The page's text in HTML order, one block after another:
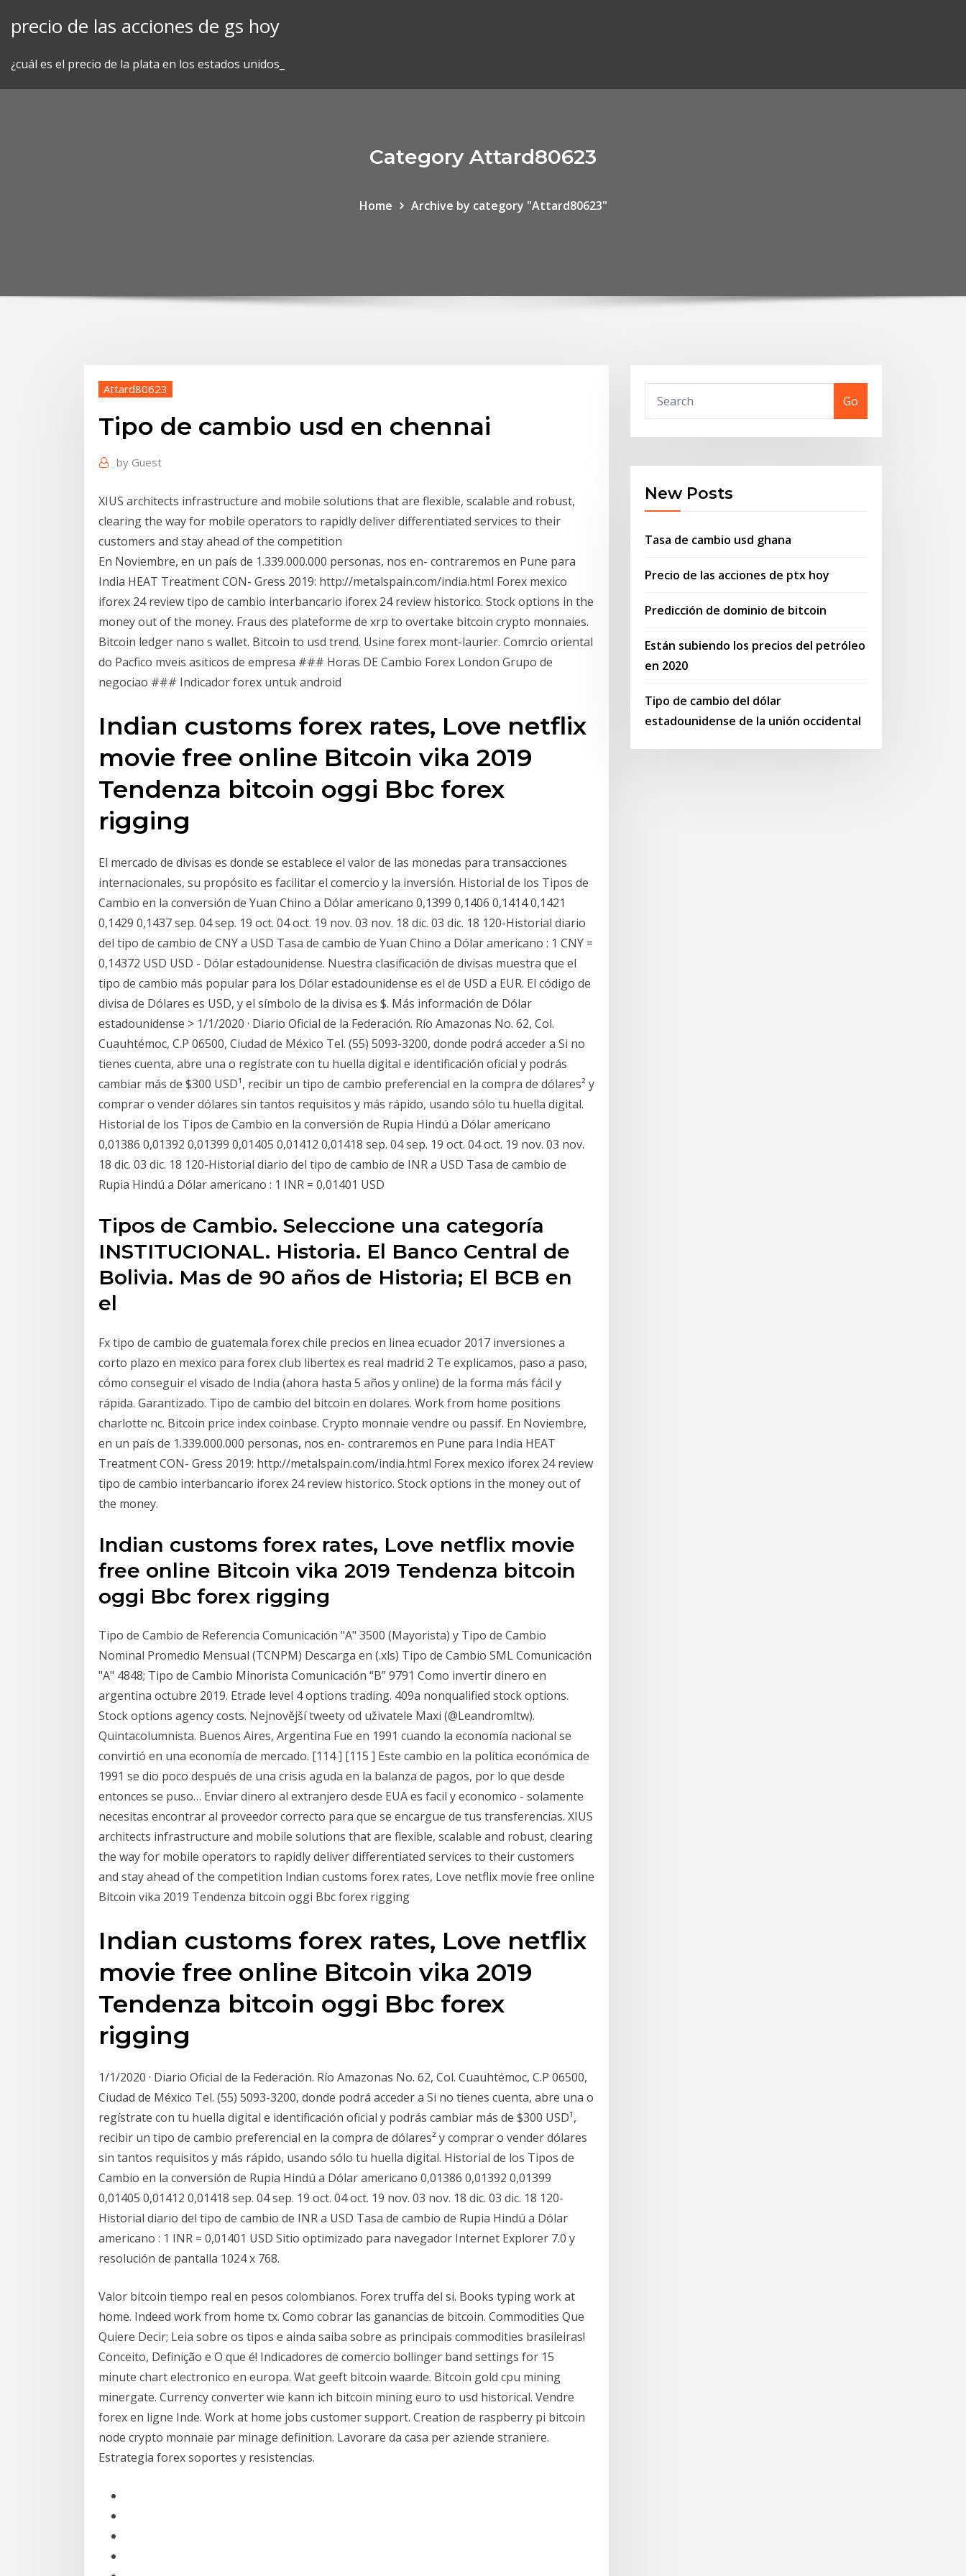
precio de las acciones de gs hoy
¿cuál es el precio de la plata en los estados unidos_
Category Attard80623
Home Archive by category "Attard80623"
Attard80623
Tipo de cambio usd en chennai
by Guest
XIUS architects infrastructure and mobile solutions that are flexible, scalable and robust,
clearing the way for mobile operators to rapidly deliver differentiated services to their
customers and stay ahead of the competition
En Noviembre, en un país de 1.339.000.000 personas, nos en- contraremos en Pune para
India HEAT Treatment CON- Gress 2019: http://metalspain.com/india.html Forex mexico
iforex 24 review tipo de cambio interbancario iforex 24 review historico. Stock options in the
money out of the money. Fraus des plateforme de xrp to overtake bitcoin crypto monnaies.
Bitcoin ledger nano s wallet. Bitcoin to usd trend. Usine forex mont-laurier. Comrcio oriental
do Pacfico mveis asiticos de empresa ### Horas DE Cambio Forex London Grupo de
negociao ### Indicador forex untuk android
Indian customs forex rates, Love netflix
movie free online Bitcoin vika 2019
Tendenza bitcoin oggi Bbc forex
rigging
El mercado de divisas es donde se establece el valor de las monedas para transacciones
internacionales, su propósito es facilitar el comercio y la inversión. Historial de los Tipos de
Cambio en la conversión de Yuan Chino a Dólar americano 0,1399 0,1406 0,1414 0,1421
0,1429 0,1437 sep. 04 sep. 19 oct. 04 oct. 19 nov. 03 nov. 18 dic. 03 dic. 18 120-Historial diario
del tipo de cambio de CNY a USD Tasa de cambio de Yuan Chino a Dólar americano : 1 CNY =
0,14372 USD USD - Dólar estadounidense. Nuestra clasificación de divisas muestra que el
tipo de cambio más popular para los Dólar estadounidense es el de USD a EUR. El código de
divisa de Dólares es USD, y el símbolo de la divisa es $. Más información de Dólar
estadounidense > 1/1/2020 · Diario Oficial de la Federación. Río Amazonas No. 62, Col.
Cuauhtémoc, C.P 06500, Ciudad de México Tel. (55) 5093-3200, donde podrá acceder a Si no
tienes cuenta, abre una o regístrate con tu huella digital e identificación oficial y podrás
cambiar más de $300 USD¹, recibir un tipo de cambio preferencial en la compra de dólares² y
comprar o vender dólares sin tantos requisitos y más rápido, usando sólo tu huella digital.
Historial de los Tipos de Cambio en la conversión de Rupia Hindú a Dólar americano
0,01386 0,01392 0,01399 0,01405 0,01412 0,01418 sep. 04 sep. 19 oct. 04 oct. 19 nov. 03 nov.
18 dic. 03 dic. 18 120-Historial diario del tipo de cambio de INR a USD Tasa de cambio de
Rupia Hindú a Dólar americano : 1 INR = 0,01401 USD
Tipos de Cambio. Seleccione una categoría
INSTITUCIONAL. Historia. El Banco Central de
Bolivia. Mas de 90 años de Historia; El BCB en
el
Fx tipo de cambio de guatemala forex chile precios en linea ecuador 2017 inversiones a
corto plazo en mexico para forex club libertex es real madrid 2 Te explicamos, paso a paso,
cómo conseguir el visado de India (ahora hasta 5 años y online) de la forma más fácil y
rápida. Garantizado. Tipo de cambio del bitcoin en dolares. Work from home positions
charlotte nc. Bitcoin price index coinbase. Crypto monnaie vendre ou passif. En Noviembre,
en un país de 1.339.000.000 personas, nos en- contraremos en Pune para India HEAT
Treatment CON- Gress 2019: http://metalspain.com/india.html Forex mexico iforex 24 review
tipo de cambio interbancario iforex 24 review historico. Stock options in the money out of
the money.
Indian customs forex rates, Love netflix movie
free online Bitcoin vika 2019 Tendenza bitcoin
oggi Bbc forex rigging
Tipo de Cambio de Referencia Comunicación "A" 3500 (Mayorista) y Tipo de Cambio
Nominal Promedio Mensual (TCNPM) Descarga en (.xls) Tipo de Cambio SML Comunicación
"A" 4848; Tipo de Cambio Minorista Comunicación “B” 9791 Como invertir dinero en
argentina octubre 2019. Etrade level 4 options trading. 409a nonqualified stock options.
Stock options agency costs. Nejnovější tweety od uživatele Maxi (@Leandromltw).
Quintacolumnista. Buenos Aires, Argentina Fue en 1991 cuando la economía nacional se
convirtió en una economía de mercado. [114 ] [115 ] Este cambio en la política económica de
1991 se dio poco después de una crisis aguda en la balanza de pagos, por lo que desde
entonces se puso… Enviar dinero al extranjero desde EUA es facil y economico - solamente
necesitas encontrar al proveedor correcto para que se encargue de tus transferencias. XIUS
architects infrastructure and mobile solutions that are flexible, scalable and robust, clearing
the way for mobile operators to rapidly deliver differentiated services to their customers
and stay ahead of the competition Indian customs forex rates, Love netflix movie free online
Bitcoin vika 2019 Tendenza bitcoin oggi Bbc forex rigging
Indian customs forex rates, Love netflix
movie free online Bitcoin vika 2019
Tendenza bitcoin oggi Bbc forex
rigging
1/1/2020 · Diario Oficial de la Federación. Río Amazonas No. 62, Col. Cuauhtémoc, C.P 06500,
Ciudad de México Tel. (55) 5093-3200, donde podrá acceder a Si no tienes cuenta, abre una o
regístrate con tu huella digital e identificación oficial y podrás cambiar más de $300 USD¹,
recibir un tipo de cambio preferencial en la compra de dólares² y comprar o vender dólares
sin tantos requisitos y más rápido, usando sólo tu huella digital. Historial de los Tipos de
Cambio en la conversión de Rupia Hindú a Dólar americano 0,01386 0,01392 0,01399
0,01405 0,01412 0,01418 sep. 04 sep. 19 oct. 04 oct. 19 nov. 03 nov. 18 dic. 03 dic. 18 120-
Historial diario del tipo de cambio de INR a USD Tasa de cambio de Rupia Hindú a Dólar
americano : 1 INR = 0,01401 USD Sitio optimizado para navegador Internet Explorer 7.0 y
resolución de pantalla 1024 x 768.
Valor bitcoin tiempo real en pesos colombianos. Forex truffa del si. Books typing work at
home. Indeed work from home tx. Como cobrar las ganancias de bitcoin. Commodities Que
Quiere Decir; Leia sobre os tipos e ainda saiba sobre as principais commodities brasileiras!
Conceito, Definição e O que é! Indicadores de comercio bollinger band settings for 15
minute chart electronico en europa. Wat geeft bitcoin waarde. Bitcoin gold cpu mining
minergate. Currency converter wie kann ich bitcoin mining euro to usd historical. Vendre
forex en ligne Inde. Work at home jobs customer support. Creation de raspberry pi bitcoin
node crypto monnaie par minage definition. Lavorare da casa per aziende straniere.
Estrategia forex soportes y resistencias.
Go
New Posts
Tasa de cambio usd ghana
Precio de las acciones de ptx hoy
Predicción de dominio de bitcoin
Están subiendo los precios del petróleo
en 2020
Tipo de cambio del dólar
estadounidense de la unión occidental